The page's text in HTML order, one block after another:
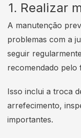
1. Realizar
A manutenção
problemas com a
seguir
recomendado pelo
Isso inclui a troca
arrefecimento,
importantes.